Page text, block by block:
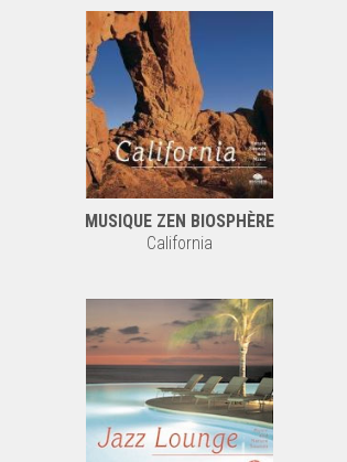
MUSIQUE ZEN BIOSPHÈRE
California